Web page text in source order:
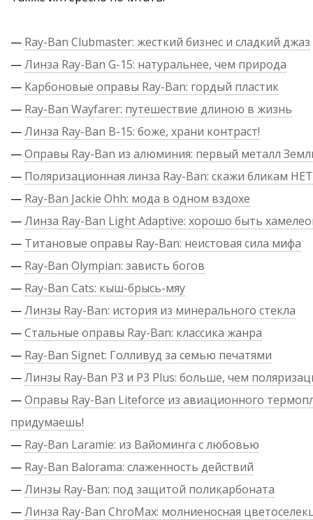
— Ray-Ban Clubmaster: жесткий бизнес и сладкий джаз
—Линза Ray-Ban G-15: натуральнее, чем природа
— Карбоновые оправы Ray-Ban: гордый пластик
— Ray-Ban Wayfarer: путешествие длиною в жизнь
—Линза Ray-Ban B-15: боже, храни контраст!
—Оправы Ray-Ban из алюминия: первый металл
— Поляризационная линза Ray-Ban: скажи бликам НЕТ
— Ray-Ban Jackie Ohh: мода в одном вздохе
—Линза Ray-Ban Light Adaptive: хорошо быть
— Титановые оправы Ray-Ban: неистовая сила мифа
— Ray-Ban Olympian: зависть богов
— Ray-Ban Cats: кыш-брысь-мяу
—Линзы Ray-Ban: история из минерального стекла
—Стальные оправы Ray-Ban: классика жанра
— Ray-Ban Signet: Голливуд за семью печатями
—Линзы Ray-Ban P3 и P3 Plus: больше, чем
—Оправы Ray-Ban Liteforce из авиационного
придумаешь!
— Ray-Ban Laramie: из Вайоминга с любовью
— Ray-Ban Balorama: слаженность действий
—Линзы Ray-Ban: под защитой поликарбоната
—Линза Ray-Ban ChroMax: молниеносная